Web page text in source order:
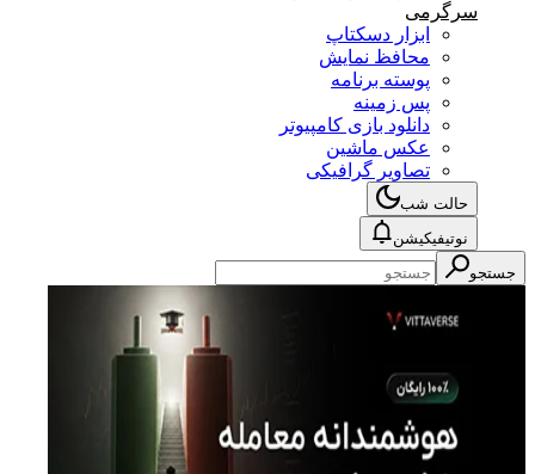
سرگرمی
ابزار دسکتاپ
محافظ نمایش
پوسته برنامه
پس زمینه
دانلود بازی کامپیوتر
عکس ماشین
تصاویر گرافیکی
حالت شب
نوتیفیکیشن
جستجو